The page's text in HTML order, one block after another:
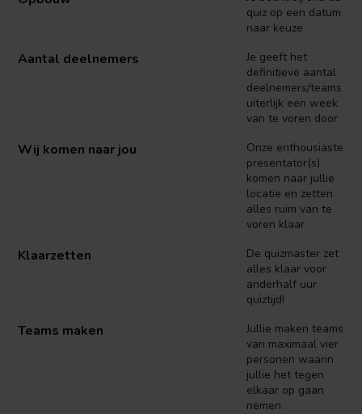
quiz op een datum
naar keuze
Aantal deelnemers
Je geeft het
definitieve aantal
deelnemers/teams
uiterlijk een week
van te voren door
Wij komen naar jou
Onze enthousiaste
presentator(s)
komen naar jullie
locatie en zetten
alles ruim van te
voren klaar
Klaarzetten
De quizmaster zet
alles klaar voor
anderhalf uur
quiztijd!
Teams maken
Jullie maken teams
van maximaal vier
personen waarin
jullie het tegen
elkaar op gaan
nemen